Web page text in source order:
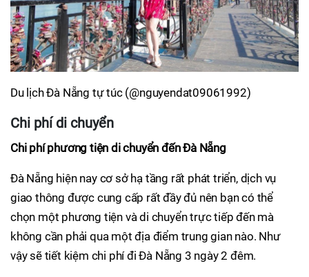
Du lịch Đà Nẵng tự túc (@nguyendat09061992)
Chi phí di chuyển
Chi phí phương tiện di chuyển đến Đà Nẵng
Đà Nẵng hiện nay cơ sở hạ tầng rất phát triển, dịch vụ
giao thông được cung cấp rất đầy đủ nên bạn có thể
chọn một phương tiện và di chuyển trực tiếp đến mà
không cần phải qua một địa điểm trung gian nào. Như
vậy sẽ tiết kiệm chi phí đi Đà Nẵng 3 ngày 2 đêm.